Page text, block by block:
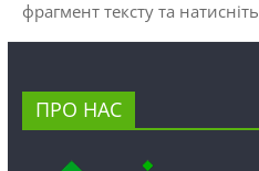
фрагмент тексту та натисніть
ПРО НАС